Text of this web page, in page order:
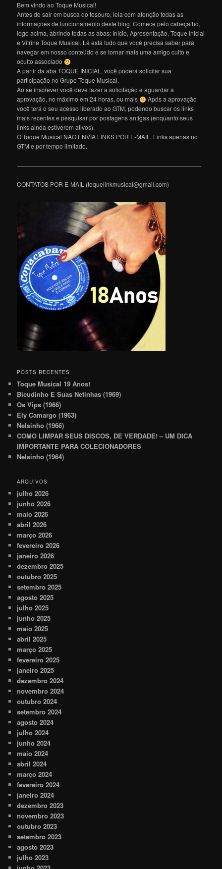
Bem vindo ao Toque Musical!
Antes de sair em busca do tesouro, leia com atenção todas as
informações de funcionamento deste blog. Comece pelo cabeçalho,
logo acima, abrindo todas as abas: Início, Apresentação, Toque Inicial
e Vitrine Toque Musical. Lá está tudo que você precisa saber para
navegar em nosso conteúdo e se tornar mais uma amigo culto e
oculto associado
A partir da aba TOQUE INICIAL, você poderá solicitar sua
participação no Grupo Toque Musical.
Ao se inscrever você deve fazer a solicitação e aguardar a
aprovação, no máximo em 24 horas, ou mais
Após a aprovação
você terá o seu acesso liberado ao GTM, podendo buscar os links
mais recentes e pesquisar por postagens antigas (enquanto seus
links ainda estiverem ativos).
O Toque Musical NÃO ENVIA LINKS POR E-MAIL. Links apenas no
GTM e por tempo limitado.
———————————————————————————————
CONTATOS POR E-MAIL (toquelinkmusical@gmail.com)
POSTS RECENTES
Toque Musical 19 Anos!
Bicudinho E Suas Netinhas (1969)
Os Vips (1966)
Ely Camargo (1963)
Nelsinho (1966)
COMO LIMPAR SEUS DISCOS, DE VERDADE! – UM DICA
IMPORTANTE PARA COLECIONADORES
Nelsinho (1964)
ARQUIVOS
julho 2026
junho 2026
maio 2026
abril 2026
março 2026
fevereiro 2026
janeiro 2026
dezembro 2025
outubro 2025
setembro 2025
agosto 2025
julho 2025
junho 2025
maio 2025
abril 2025
março 2025
fevereiro 2025
janeiro 2025
dezembro 2024
novembro 2024
outubro 2024
setembro 2024
agosto 2024
julho 2024
junho 2024
maio 2024
abril 2024
março 2024
fevereiro 2024
janeiro 2024
dezembro 2023
novembro 2023
outubro 2023
setembro 2023
agosto 2023
julho 2023